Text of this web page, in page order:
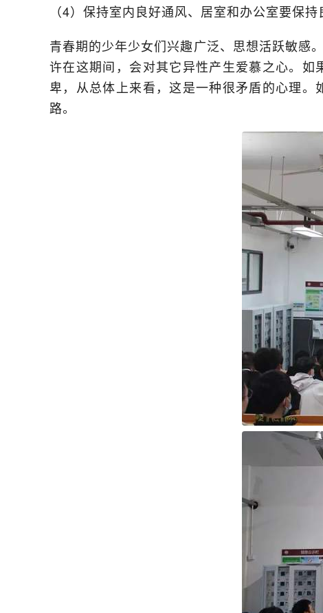
（4）保持室内良好通风、居室和办公室要保
青春期的少年少女们兴趣广泛、思想活跃敏感
许在这期间，会对其它异性产生爱慕之心。
卑，从总体上来看，这是一种很矛盾的心理
路。